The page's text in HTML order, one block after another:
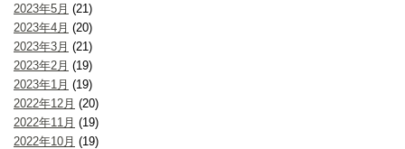
2023年5月 (21)
2023年4月 (20)
2023年3月 (21)
2023年2月 (19)
2023年1月 (19)
2022年12月 (20)
2022年11月 (19)
2022年10月 (19)